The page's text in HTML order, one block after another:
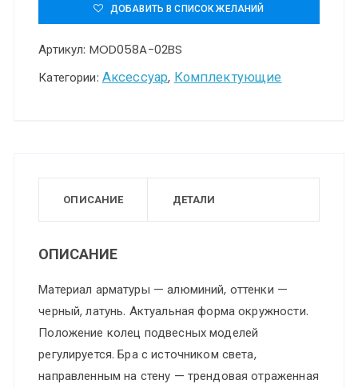
Аксессуар
Maytoni
MOD058A-
02BS
ДОБАВИТЬ В СПИСОК ЖЕЛАНИЙ
Артикул: MOD058A-02BS
Категории: Аксессуар, Комплектующие
ОПИСАНИЕ ДЕТАЛИ
ОПИСАНИЕ
Материал арматуры — алюминий, оттенки —
черный, латунь. Актуальная форма окружности.
Положение колец подвесных моделей
регулируется. Бра с источником света,
направленным на стену — трендовая отраженная